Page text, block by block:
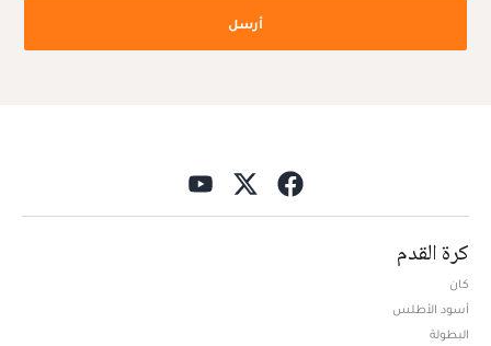
أرسل
كرة القدم
كان
أسود الأطلس
البطولة